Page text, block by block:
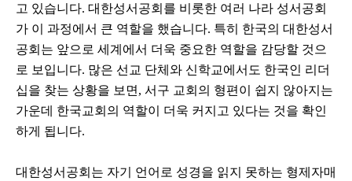
고 있습니다. 대한성서공회를 비롯한 여러 나라 성서공회
가 이 과정에서 큰 역할을 했습니다. 특히 한국의 대한성서
공회는 앞으로 세계에서 더욱 중요한 역할을 감당할 것으
로 보입니다. 많은 선교 단체와 신학교에서도 한국인 리더
십을 찾는 상황을 보면, 서구 교회의 형편이 쉽지 않아지는
가운데 한국교회의 역할이 더욱 커지고 있다는 것을 확인
하게 됩니다.
대한성서공회는 자기 언어로 성경을 읽지 못하는 형제자매